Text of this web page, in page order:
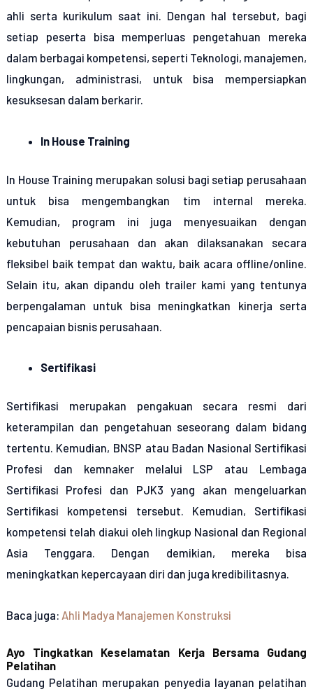
ahli serta kurikulum saat ini. Dengan hal tersebut, bagi
setiap peserta bisa memperluas pengetahuan mereka
dalam berbagai kompetensi, seperti Teknologi, manajemen,
lingkungan, administrasi, untuk bisa mempersiapkan
kesuksesan dalam berkarir.
In House Training
In House Training merupakan solusi bagi setiap perusahaan
untuk bisa mengembangkan tim internal mereka.
Kemudian, program ini juga menyesuaikan dengan
kebutuhan perusahaan dan akan dilaksanakan secara
fleksibel baik tempat dan waktu, baik acara offline/online.
Selain itu, akan dipandu oleh trailer kami yang tentunya
berpengalaman untuk bisa meningkatkan kinerja serta
pencapaian bisnis perusahaan.
Sertifikasi
Sertifikasi merupakan pengakuan secara resmi dari
keterampilan dan pengetahuan seseorang dalam bidang
tertentu. Kemudian, BNSP atau Badan Nasional Sertifikasi
Profesi dan kemnaker melalui LSP atau Lembaga
Sertifikasi Profesi dan PJK3 yang akan mengeluarkan
Sertifikasi kompetensi tersebut. Kemudian, Sertifikasi
kompetensi telah diakui oleh lingkup Nasional dan Regional
Asia Tenggara. Dengan demikian, mereka bisa
meningkatkan kepercayaan diri dan juga kredibilitasnya.
Baca juga: Ahli Madya Manajemen Konstruksi
Ayo Tingkatkan Keselamatan Kerja Bersama Gudang
Pelatihan
Gudang Pelatihan merupakan penyedia layanan pelatihan